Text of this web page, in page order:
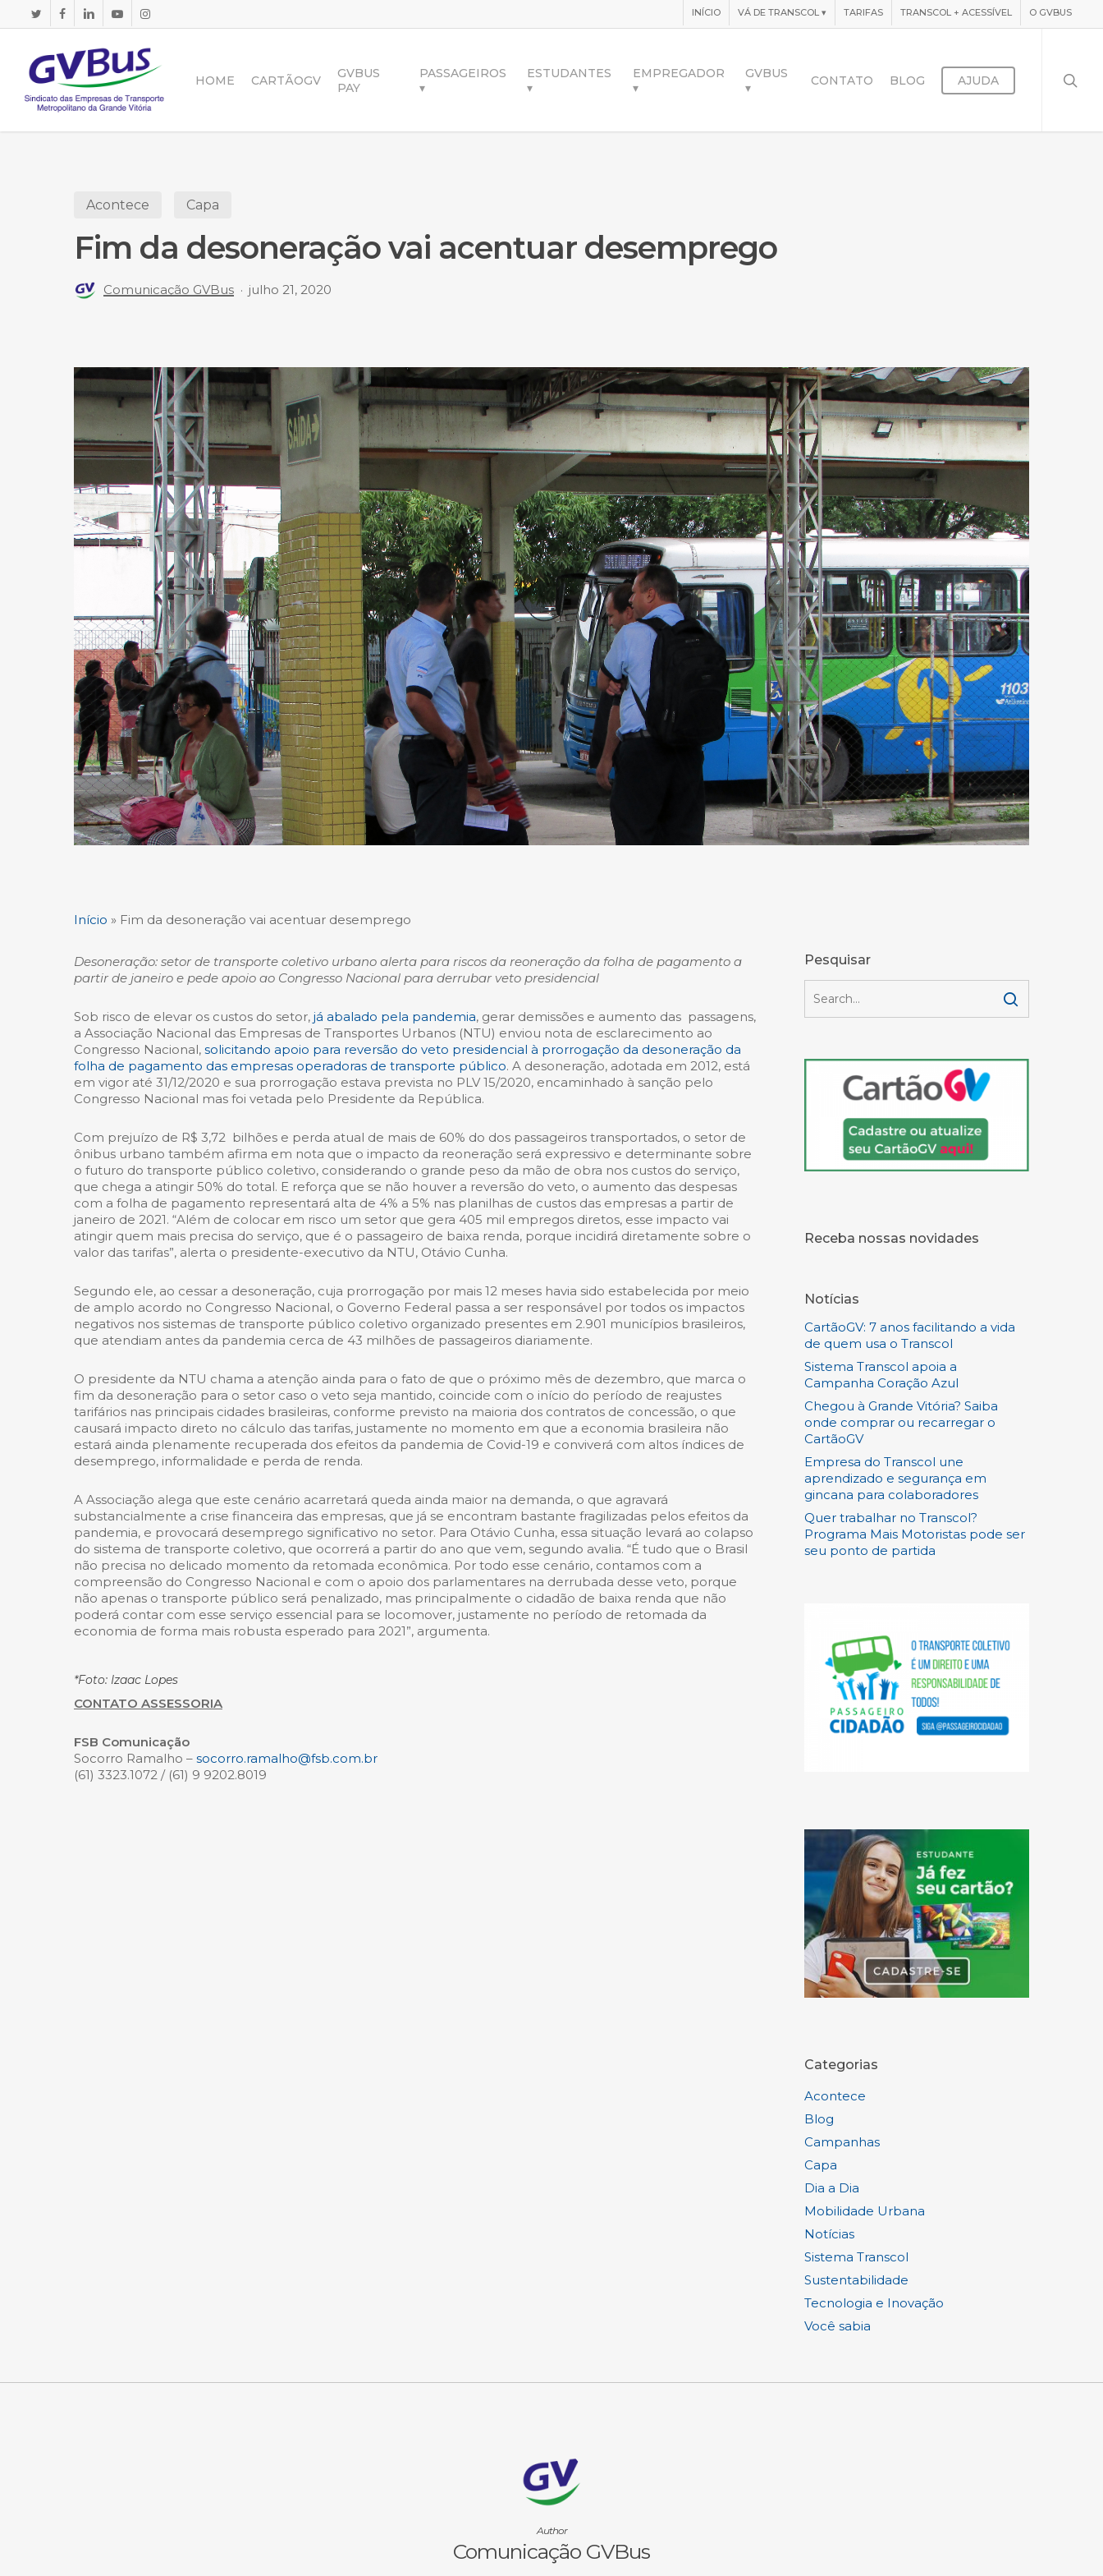
content
TWITTERFACEBOOKLINKEDINYOUTUBEINSTAGRAM INÍCIO VÁ DE TRANSCOL ▾ TARIFAS TRANSCOL + ACESSÍVEL O GVBUS
HOME CARTÃOGV
GVBUS
PAY
PASSAGEIROS
▾
ESTUDANTES
▾
EMPREGADOR
▾
GVBUS
▾
CONTATO BLOG AJUDA
Acontece Capa
Fim da desoneração vai acentuar desemprego
Comunicação GVBus julho 21, 2020
Início » Fim da desoneração vai acentuar desemprego
Desoneração: setor de transporte coletivo urbano alerta para riscos da reoneração da folha de pagamento a
partir de janeiro e pede apoio ao Congresso Nacional para derrubar veto presidencial
Sob risco de elevar os custos do setor, já abalado pela pandemia, gerar demissões e aumento das passagens,
a Associação Nacional das Empresas de Transportes Urbanos (NTU) enviou nota de esclarecimento ao
Congresso Nacional, solicitando apoio para reversão do veto presidencial à prorrogação da desoneração da
folha de pagamento das empresas operadoras de transporte público. A desoneração, adotada em 2012, está
em vigor até 31/12/2020 e sua prorrogação estava prevista no PLV 15/2020, encaminhado à sanção pelo
Congresso Nacional mas foi vetada pelo Presidente da República.
Com prejuízo de R$ 3,72 bilhões e perda atual de mais de 60% do dos passageiros transportados, o setor de
ônibus urbano também afirma em nota que o impacto da reoneração será expressivo e determinante sobre
o futuro do transporte público coletivo, considerando o grande peso da mão de obra nos custos do serviço,
que chega a atingir 50% do total. E reforça que se não houver a reversão do veto, o aumento das despesas
com a folha de pagamento representará alta de 4% a 5% nas planilhas de custos das empresas a partir de
janeiro de 2021. “Além de colocar em risco um setor que gera 405 mil empregos diretos, esse impacto vai
atingir quem mais precisa do serviço, que é o passageiro de baixa renda, porque incidirá diretamente sobre o
valor das tarifas”, alerta o presidente-executivo da NTU, Otávio Cunha.
Segundo ele, ao cessar a desoneração, cuja prorrogação por mais 12 meses havia sido estabelecida por meio
de amplo acordo no Congresso Nacional, o Governo Federal passa a ser responsável por todos os impactos
negativos nos sistemas de transporte público coletivo organizado presentes em 2.901 municípios brasileiros,
que atendiam antes da pandemia cerca de 43 milhões de passageiros diariamente.
O presidente da NTU chama a atenção ainda para o fato de que o próximo mês de dezembro, que marca o
fim da desoneração para o setor caso o veto seja mantido, coincide com o início do período de reajustes
tarifários nas principais cidades brasileiras, conforme previsto na maioria dos contratos de concessão, o que
causará impacto direto no cálculo das tarifas, justamente no momento em que a economia brasileira não
estará ainda plenamente recuperada dos efeitos da pandemia de Covid-19 e conviverá com altos índices de
desemprego, informalidade e perda de renda.
A Associação alega que este cenário acarretará queda ainda maior na demanda, o que agravará
substancialmente a crise financeira das empresas, que já se encontram bastante fragilizadas pelos efeitos da
pandemia, e provocará desemprego significativo no setor. Para Otávio Cunha, essa situação levará ao colapso
do sistema de transporte coletivo, que ocorrerá a partir do ano que vem, segundo avalia. “É tudo que o Brasil
não precisa no delicado momento da retomada econômica. Por todo esse cenário, contamos com a
compreensão do Congresso Nacional e com o apoio dos parlamentares na derrubada desse veto, porque
não apenas o transporte público será penalizado, mas principalmente o cidadão de baixa renda que não
poderá contar com esse serviço essencial para se locomover, justamente no período de retomada da
economia de forma mais robusta esperado para 2021”, argumenta.
*Foto: Izaac Lopes
CONTATO ASSESSORIA
FSB Comunicação
Socorro Ramalho – socorro.ramalho@fsb.com.br
(61) 3323.1072 / (61) 9 9202.8019
Pesquisar
Receba nossas novidades
Notícias
CartãoGV: 7 anos facilitando a vida
de quem usa o Transcol
Sistema Transcol apoia a
Campanha Coração Azul
Chegou à Grande Vitória? Saiba
onde comprar ou recarregar o
CartãoGV
Empresa do Transcol une
aprendizado e segurança em
gincana para colaboradores
Quer trabalhar no Transcol?
Programa Mais Motoristas pode ser
seu ponto de partida
Categorias
Acontece
Blog
Campanhas
Capa
Dia a Dia
Mobilidade Urbana
Notícias
Sistema Transcol
Sustentabilidade
Tecnologia e Inovação
Você sabia
Author
Comunicação GVBus